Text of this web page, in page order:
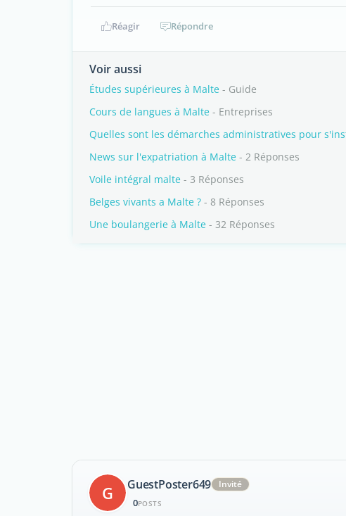
Réagir Répondre
Voir aussi
Études supérieures à Malte - Guide
Cours de langues à Malte - Entreprises
Quelles sont les démarches administratives pour
News sur l'expatriation à Malte - 2 Réponses
Voile intégral malte - 3 Réponses
Belges vivants a Malte ? - 8 Réponses
Une boulangerie à Malte - 32 Réponses
G GuestPoster649 Invité
0POSTS